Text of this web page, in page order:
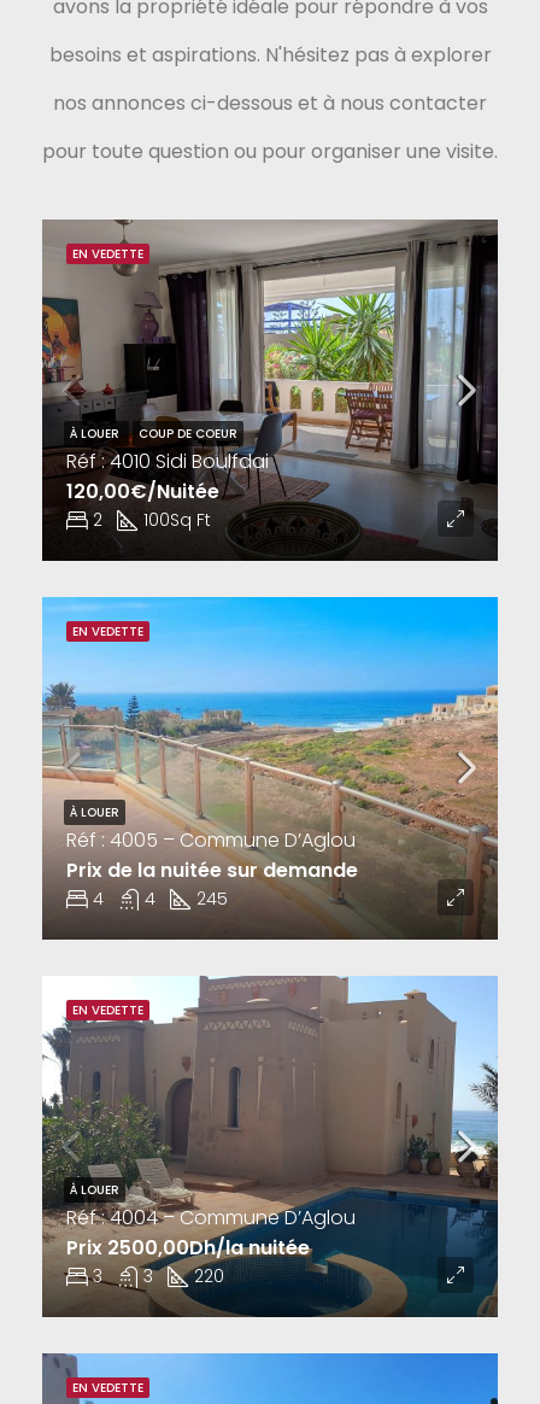
avons la propriété idéale pour répondre à vos
besoins et aspirations. N'hésitez pas à explorer
nos annonces ci-dessous et à nous contacter
pour toute question ou pour organiser une visite.
Réf : 4010 Sidi Boulfdai
2 100Sq Ft
120,00€/Nuitée
À LOUER COUP DE COEUR
EN VEDETTE
Réf : 4005 – Commune D’Aglou
4 4 245
Prix de la nuitée sur demande
À LOUER
EN VEDETTE
Réf : 4004 – Commune D’Aglou
3 3 220
Prix 2500,00Dh/la nuitée
À LOUER
EN VEDETTE
EN VEDETTE